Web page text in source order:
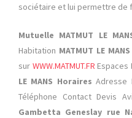
sociétaire et lui permettre de
Mutuelle MATMUT LE
Habitation MATMUT LE MANS
sur WWW.MATMUT.FR Espaces
LE MANS Horaires Adresse
Téléphone Contact Devis
Gambetta Geneslay rue